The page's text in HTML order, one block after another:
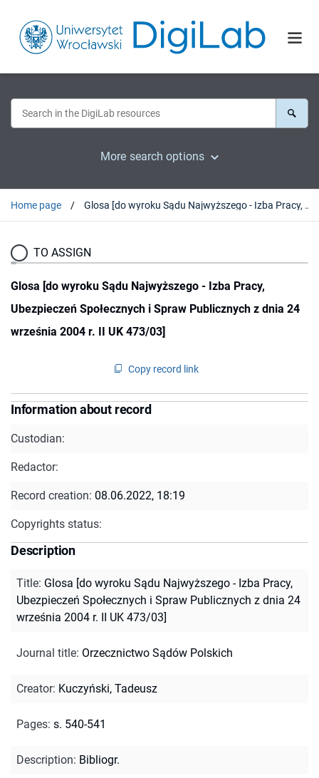
More search options
Home page Glosa [do wyroku Sądu Najwyższego - Izba Pracy, Ubezpieczeń Społecznych i Spraw Publicznych z dnia 24 września 2004 r. II UK 473/03]
TO ASSIGN
Glosa [do wyroku Sądu Najwyższego - Izba Pracy,
Ubezpieczeń Społecznych i Spraw Publicznych z dnia 24
września 2004 r. II UK 473/03]
Copy record link
Information about record
Custodian:
Redactor:
Record creation: 08.06.2022, 18:19
Copyrights status:
Description
Title: Glosa [do wyroku Sądu Najwyższego - Izba Pracy,
Ubezpieczeń Społecznych i Spraw Publicznych z dnia 24
września 2004 r. II UK 473/03]
Journal title: Orzecznictwo Sądów Polskich
Creator: Kuczyński, Tadeusz
Pages: s. 540-541
Description: Bibliogr.